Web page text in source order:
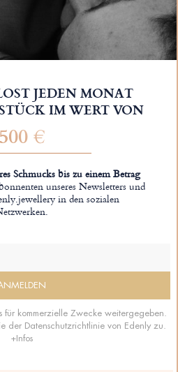
JEDEN MONAT
IM WERT VON
500 €
Schmucks bis zu einem Betrag
unseres Newsletters und
in den sozialen
für kommerzielle Zwecke weitergegeben.
der Datenschutzrichtlinie von Edenly zu.
+Infos